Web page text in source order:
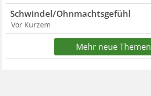
Schwindel/Ohnmachtsgefühl
Vor Kurzem
Mehr neue Themen